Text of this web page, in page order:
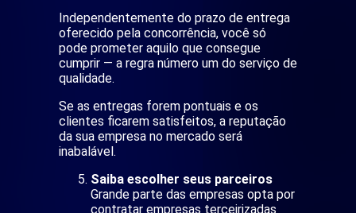
Independentemente do prazo de entrega
oferecido pela concorrência, você só
pode prometer aquilo que consegue
cumprir — a regra número um do serviço de
qualidade.
Se as entregas forem pontuais e os
clientes ficarem satisfeitos, a reputação
da sua empresa no mercado será
inabalável.
Saiba escolher seus parceiros
Grande parte das empresas opta por
contratar empresas terceirizadas